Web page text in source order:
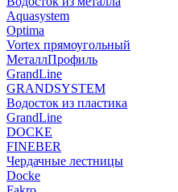
Aquasystem
Optima
Vortex прямоугольный
МеталлПрофиль
GrandLine
GRANDSYSTEM
Водосток из пластика
GrandLine
DOCKE
FINEBER
Чердачные лестницы
Docke